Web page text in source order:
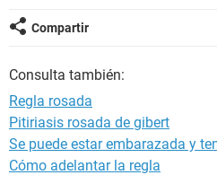
Compartir
Consulta también:
Regla rosada
Pitiriasis rosada de gibert
Se puede estar embarazada y
Cómo adelantar la regla